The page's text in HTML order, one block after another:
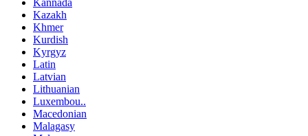
Kannada
Kazakh
Khmer
Kurdish
Kyrgyz
Latin
Latvian
Lithuanian
Luxembou..
Macedonian
Malagasy